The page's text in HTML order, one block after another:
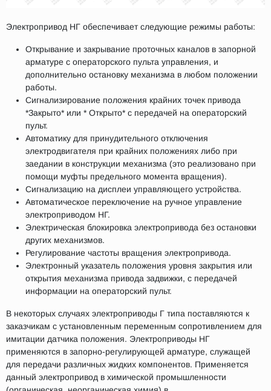
Электропривод НГ обеспечивает следующие режимы работы:
Открывание и закрывание проточных каналов в запорной
арматуре с операторского пульта управления, и
дополнительно остановку механизма в любом положении
работы.
Сигнализирование положения крайних точек привода
*Закрыто* или * Открыто* с передачей на операторский
пульт.
Автоматику для принудительного отключения
электродвигателя при крайних положениях либо при
заедании в конструкции механизма (это реализовано при
помощи муфты предельного момента вращения).
Сигнализацию на дисплеи управляющего устройства.
Автоматическое переключение на ручное управление
электроприводом НГ.
Электрическая блокировка электропривода без остановки
других механизмов.
Регулирование частоты вращения электропривода.
Электронный указатель положения уровня закрытия или
открытия механизма привода задвижки, с передачей
информации на операторский пульт.
В некоторых случаях электроприводы Г типа поставляются к
заказчикам с установленным переменным сопротивлением для
имитации датчика положения. Электроприводы НГ
применяются в запорно-регулирующей арматуре, служащей
для передачи различных жидких компонентов. Применяется
данный электропривод в химической промышленности